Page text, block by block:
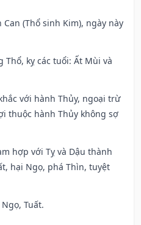
(Thổ sinh Kim), ngày này
Thổ, kỵ các tuổi: Ất Mùi và
với hành Thủy, ngoại trừ
thuộc hành Thủy không sợ
hợp với Tỵ và Dậu thành
hại Ngọ, phá Thìn, tuyệt
Tuất.